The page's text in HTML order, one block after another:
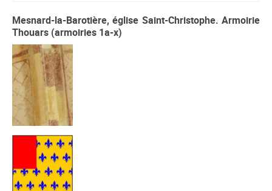
Mesnard-la-Barotière, église Saint-Christophe. Armoirie
Thouars (armoiries 1a-x)